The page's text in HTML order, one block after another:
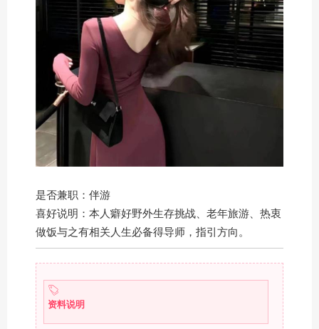
是否兼职：伴游
喜好说明：本人癖好野外生存挑战、老年旅游、热衷
做饭与之有相关人生必备得导师，指引方向。
资料说明